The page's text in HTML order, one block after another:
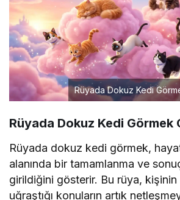
Rüyada Dokuz Kedi
Rüyada Dokuz Kedi Görmek
Rüyada dokuz kedi görmek,
alanında bir tamamlanma ve
girildiğini gösterir. Bu rüya,
uğraştığı konuların artık